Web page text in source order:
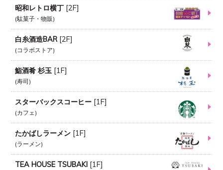
昭和レトロ横丁 [2F]
駄菓子・物販
白糸酒造BAR [2F]
コラボストア
鮨酒肴 杉玉 [1F]
寿司
スターバックスコーヒー [1F]
カフェ
たかばしラーメン [1F]
ラーメン
TEA HOUSE TSUBAKI [1F]